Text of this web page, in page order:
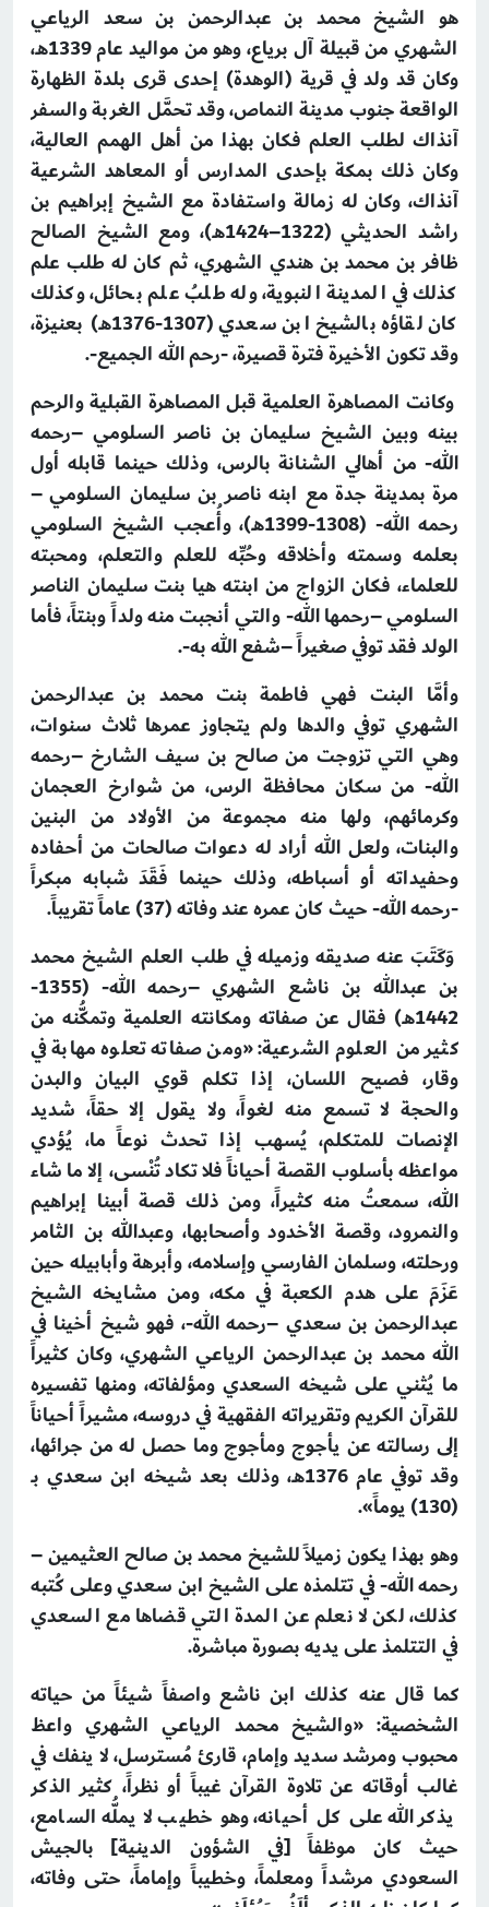
هو الشيخ محمد بن عبدالرحمن بن سعد الرياعي
الشهري من قبيلة آل برياع، وهو من مواليد عام 1339هـ،
وكان قد ولد في قرية (الوهدة) إحدى قرى بلدة الظهارة
الواقعة جنوب مدينة النماص، وقد تحمَّل الغربة والسفر
آنذاك لطلب العلم فكان بهذا من أهل الهمم العالية،
وكان ذلك بمكة بإحدى المدارس أو المعاهد الشرعية
آنذاك، وكان له زمالة واستفادة مع الشيخ إبراهيم بن
راشد الحديثي (1322–1424هـ)، ومع الشيخ الصالح
ظافر بن محمد بن هندي الشهري، ثم كان له طلب علم
كذلك في المدينة النبوية، وله طلبُ علم بحائل، وكذلك
كان لقاؤه بالشيخ ابن سعدي (1307-1376هـ) بعنيزة،
وقد تكون الأخيرة فترة قصيرة، -رحم الله الجميع-.
وكانت المصاهرة العلمية قبل المصاهرة القبلية والرحم
بينه وبين الشيخ سليمان بن ناصر السلومي –رحمه
الله- من أهالي الشنانة بالرس، وذلك حينما قابله أول
مرة بمدينة جدة مع ابنه ناصر بن سليمان السلومي –
رحمه الله- (1308-1399هـ)، وأُعجب الشيخ السلومي
بعلمه وسمته وأخلاقه وحُبِّه للعلم والتعلم، ومحبته
للعلماء، فكان الزواج من ابنته هيا بنت سليمان الناصر
السلومي –رحمها الله- والتي أنجبت منه ولداً وبنتاً، فأما
الولد فقد توفي صغيراً –شفع الله به-.
وأمَّا البنت فهي فاطمة بنت محمد بن عبدالرحمن
الشهري توفي والدها ولم يتجاوز عمرها ثلاث سنوات،
وهي التي تزوجت من صالح بن سيف الشارخ –رحمه
الله- من سكان محافظة الرس، من شوارخ العجمان
وكرمائهم، ولها منه مجموعة من الأولاد من البنين
والبنات، ولعل الله أراد له دعوات صالحات من أحفاده
وحفيداته أو أسباطه، وذلك حينما فَقَدَ شبابه مبكراً
-رحمه الله- حيث كان عمره عند وفاته (37) عاماً تقريباً.
وَكَتَبَ عنه صديقه وزميله في طلب العلم الشيخ محمد
بن عبدالله بن ناشع الشهري –رحمه الله- (1355-
1442هـ) فقال عن صفاته ومكانته العلمية وتمكُّنه من
كثير من العلوم الشرعية: «ومن صفاته تعلوه مهابة في
وقار، فصيح اللسان، إذا تكلم قوي البيان والبدن
والحجة لا تسمع منه لغواً، ولا يقول إلا حقاً، شديد
الإنصات للمتكلم، يُسهب إذا تحدث نوعاً ما، يُؤدي
مواعظه بأسلوب القصة أحياناً فلا تكاد تُنْسى، إلا ما شاء
الله، سمعتُ منه كثيراً، ومن ذلك قصة أبينا إبراهيم
والنمرود، وقصة الأخدود وأصحابها، وعبدالله بن الثامر
ورحلته، وسلمان الفارسي وإسلامه، وأبرهة وأبابيله حين
عَزَمَ على هدم الكعبة في مكه، ومن مشايخه الشيخ
عبدالرحمن بن سعدي –رحمه الله-، فهو شيخ أخينا في
الله محمد بن عبدالرحمن الرياعي الشهري، وكان كثيراً
ما يُثني على شيخه السعدي ومؤلفاته، ومنها تفسيره
للقرآن الكريم وتقريراته الفقهية في دروسه، مشيراً أحياناً
إلى رسالته عن يأجوج ومأجوج وما حصل له من جرائها،
وقد توفي عام 1376هـ، وذلك بعد شيخه ابن سعدي بـ
(130) يوماً».
وهو بهذا يكون زميلاً للشيخ محمد بن صالح العثيمين –
رحمه الله- في تتلمذه على الشيخ ابن سعدي وعلى كُتبه
كذلك، لكن لا نعلم عن المدة التي قضاها مع السعدي
في التتلمذ على يديه بصورة مباشرة.
كما قال عنه كذلك ابن ناشع واصفاً شيئاً من حياته
الشخصية: «والشيخ محمد الرياعي الشهري واعظ
محبوب ومرشد سديد وإمام، قارئ مُسترسل، لا ينفك في
غالب أوقاته عن تلاوة القرآن غيباً أو نظراً، كثير الذكر
يذكر الله على كل أحيانه، وهو خطيب لا يملُّه السامع،
حيث كان موظفاً [في الشؤون الدينية] بالجيش
السعودي مرشداً ومعلماً، وخطيباً وإماماً، حتى وفاته،